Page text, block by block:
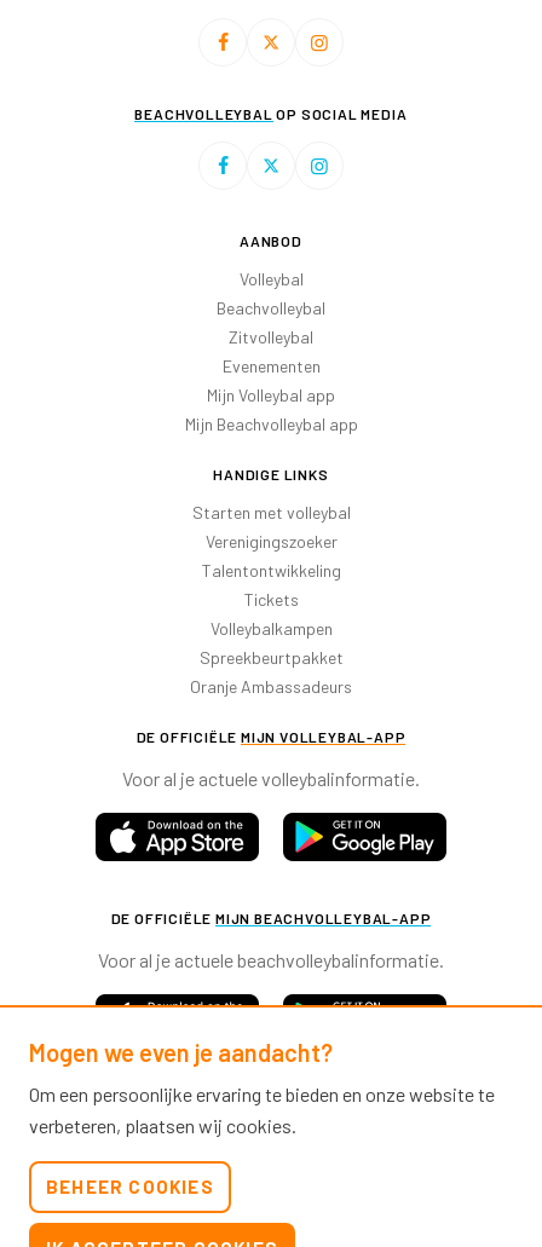
BEACHVOLLEYBAL OP SOCIAL MEDIA
AANBOD
Volleybal
Beachvolleybal
Zitvolleybal
Evenementen
Mijn Volleybal app
Mijn Beachvolleybal app
HANDIGE LINKS
Starten met volleybal
Verenigingszoeker
Talentontwikkeling
Tickets
Volleybalkampen
Spreekbeurtpakket
Oranje Ambassadeurs
DE OFFICIËLE MIJN VOLLEYBAL-APP
Voor al je actuele volleybalinformatie.
DE OFFICIËLE MIJN BEACHVOLLEYBAL-APP
Voor al je actuele beachvolleybalinformatie.
Mogen we even je aandacht?
Om een persoonlijke ervaring te bieden en onze website te
verbeteren, plaatsen wij cookies.
BEHEER COOKIES